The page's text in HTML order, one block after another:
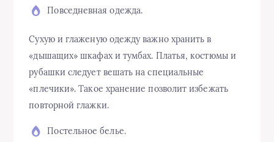
Повседневная одежда.
Сухую и глаженую одежду важно хранить в
«дышащих» шкафах и тумбах. Платья, костюмы и
рубашки следует вешать на специальные
«плечики». Такое хранение позволит избежать
повторной глажки.
Постельное белье.